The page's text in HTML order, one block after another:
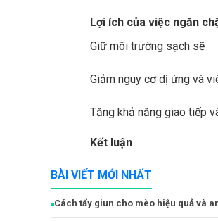
Lợi ích của việc ngăn
Giữ môi trường sạch sẽ
Giảm nguy cơ dị ứng và
Tăng khả năng giao tiếp
Kết luận
BÀI VIẾT MỚI NHẤT
Cách tẩy giun cho mèo hiệu quả và